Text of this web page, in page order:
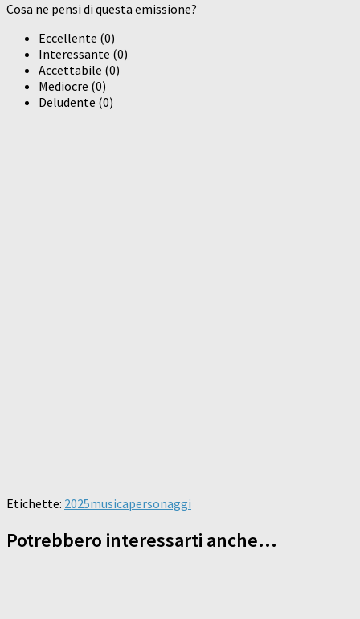
Cosa ne pensi di questa emissione?
Eccellente (0)
Interessante (0)
Accettabile (0)
Mediocre (0)
Deludente (0)
Etichette: 2025musicapersonaggi
Potrebbero interessarti anche...